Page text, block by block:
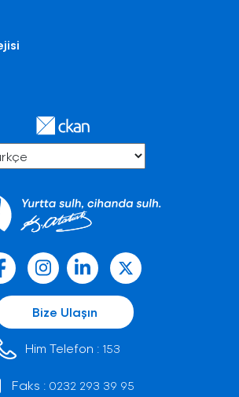
Bize Ulaşın
Him Telefon : 153
Faks : 0232 293 39 95